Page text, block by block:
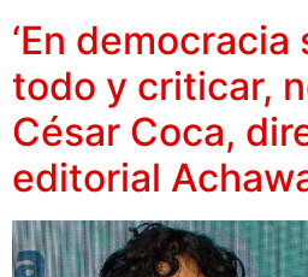
‘En
todo y criticar,
César Coca,
editorial